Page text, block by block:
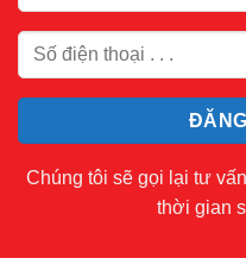
Chúng tôi sẽ gọi lại tư
thời gian